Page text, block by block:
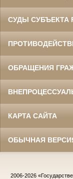
СУДЫ СУБЪЕКТА
ОБРАЩЕНИЯ
КАРТА САЙТА
ОБЫЧНАЯ
2006-2026